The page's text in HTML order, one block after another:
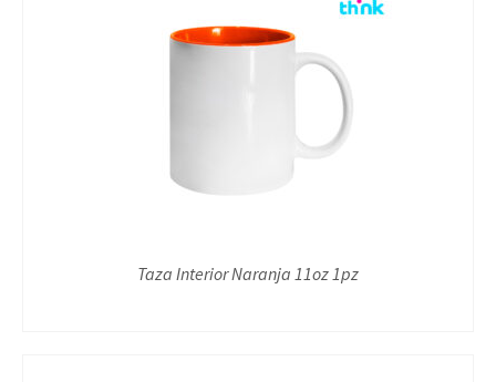
Taza Interior Naranja 11oz 1pz